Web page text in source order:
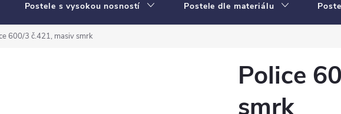
Postele s vysokou nosností Postele dle materiálu
600/3 č.421, masiv smrk
Police
smrk